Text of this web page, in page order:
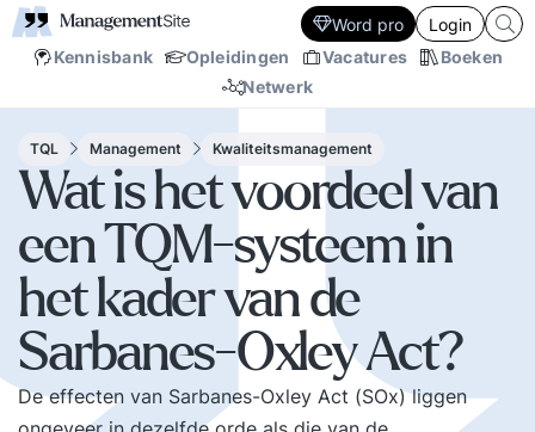
Kennisbank Opleidingen Vacatures
Boeken
Netwerk
Word pro Login
TQL Management Kwaliteitsmanagement
Wat is het voordeel van
een TQM-systeem in
het kader van de
Sarbanes-Oxley Act?
De effecten van Sarbanes-Oxley Act (SOx) liggen